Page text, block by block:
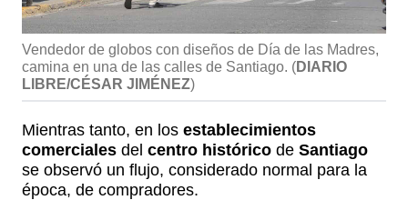
Vendedor de globos con diseños de Día de las Madres,
camina en una de las calles de Santiago. (DIARIO
LIBRE/CÉSAR JIMÉNEZ)
Mientras tanto, en los establecimientos
comerciales del centro histórico de Santiago
se observó un flujo, considerado normal para la
época, de compradores.